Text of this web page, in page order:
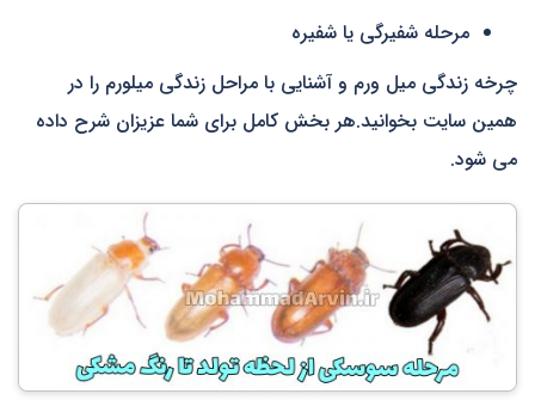
مرحله شفیرگی یا شفیره
چرخه زندگی میل ورم و آشنایی با مراحل زندگی میلورم را در
همین سایت بخوانید.هر بخش کامل برای شما عزیزان شرح داده
می شود.